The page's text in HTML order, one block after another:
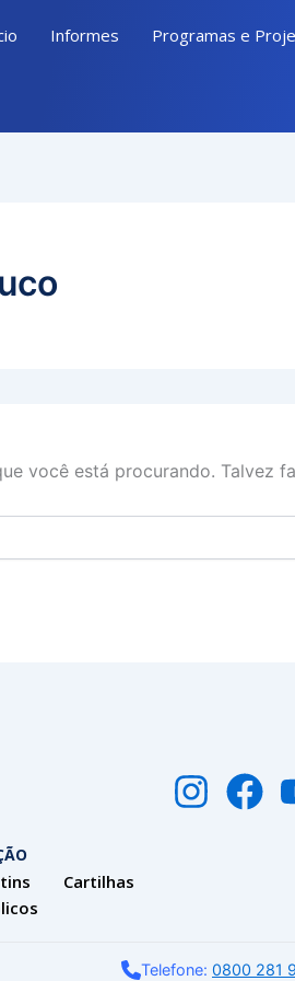
Informes Programas e
você está procurando. Talvez
I
n
g
F
a
o
Cartilhas
Telefone: 0800 281